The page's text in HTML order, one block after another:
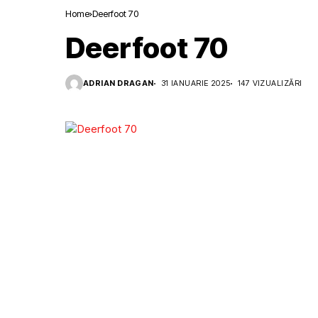
Home Deerfoot 70
Deerfoot 70
ADRIAN DRAGAN 31 IANUARIE 2025 147 VIZUALIZĂRI